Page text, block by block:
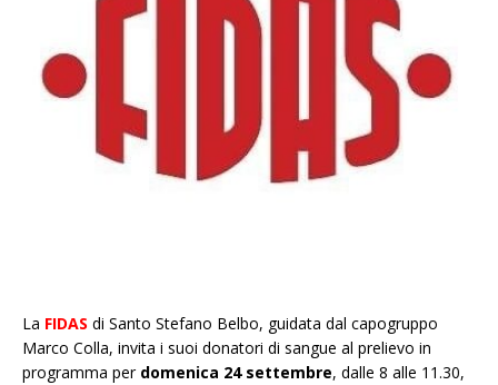
La FIDAS di Santo Stefano Belbo, guidata dal capogruppo
Marco Colla, invita i suoi donatori di sangue al prelievo in
programma per domenica 24 settembre, dalle 8 alle 11.30,